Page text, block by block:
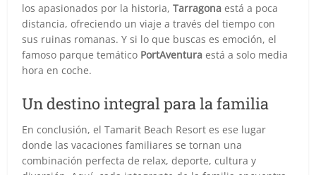
los apasionados por la historia,Tarragona está a poca
distancia, ofreciendo un viaje a través del tiempo con
sus ruinas romanas. Y si lo que buscas es emoción, el
famoso parque temático PortAventura está a solo media
hora en coche.
Un destino integral para la familia
En conclusión, el Tamarit Beach Resort es ese lugar
donde las vacaciones familiares se tornan una
combinación perfecta de relax, deporte, cultura y